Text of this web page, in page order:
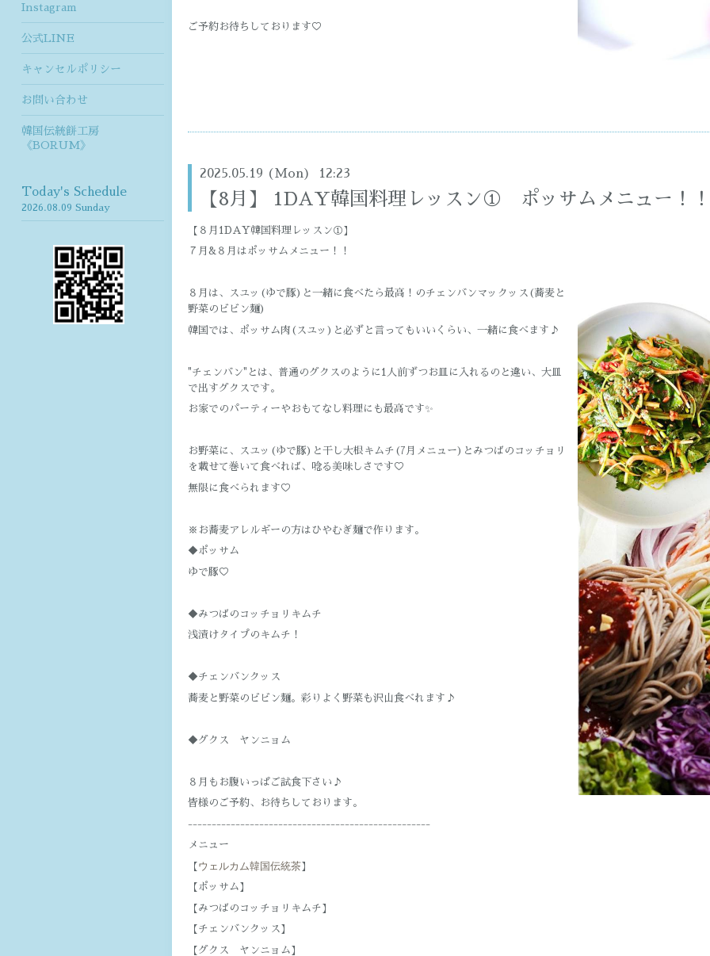
ご予約お待ちしております♡
2025.05.19 (Mon) 12:23
【8月】 1DAY韓国料理レッスン① ポッサムメニュー！！
【８月1DAY韓国料理レッスン①】
７月&８月はポッサムメニュー！！
８月は、スユッ(ゆで豚)と一緒に食べたら最高！のチェンバンマックッス(蕎麦と
野菜のビビン麺)
韓国では、ポッサム肉(スユッ)と必ずと言ってもいいくらい、一緒に食べます♪
"チェンバン"とは、普通のグクスのように1人前ずつお皿に入れるのと違い、大皿
で出すグクスです。
お家でのパーティーやおもてなし料理にも最高です✨
お野菜に、スユッ(ゆで豚)と干し大根キムチ(7月メニュー)とみつばのコッチョリ
を載せて巻いて食べれば、唸る美味しさです♡
無限に食べられます♡
※お蕎麦アレルギーの方はひやむぎ麺で作ります。
◆ポッサム
ゆで豚♡
◆みつばのコッチョリキムチ
浅漬けタイプのキムチ！
◆チェンバンクッス
蕎麦と野菜のビビン麺。彩りよく野菜も沢山食べれます♪
◆グクス ヤンニョム
８月もお腹いっぱご試食下さい♪
皆様のご予約、お待ちしております。
---------------------------------------------------
メニュー
【ウェルカム韓国伝統茶】
【ポッサム】
【みつばのコッチョリキムチ】
【チェンバンクッス】
【グクス ヤンニョム】
Instagram
公式LINE
キャンセルポリシー
お問い合わせ
韓国伝統餅工房
《BORUM》
Today's Schedule
2026.08.09 Sunday